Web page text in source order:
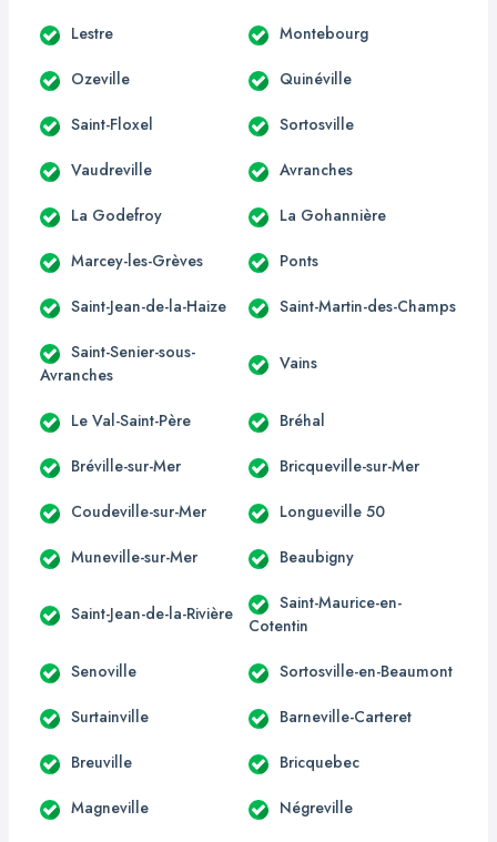
Lestre Montebourg
Ozeville Quinéville
Saint-Floxel Sortosville
Vaudreville Avranches
La Godefroy La Gohannière
Marcey-les-Grèves Ponts
Saint-Jean-de-la-Haize Saint-Martin-des-Champs
Saint-Senier-sous-
Avranches
Vains
Le Val-Saint-Père Bréhal
Bréville-sur-Mer Bricqueville-sur-Mer
Coudeville-sur-Mer Longueville 50
Muneville-sur-Mer Beaubigny
Saint-Jean-de-la-Rivière
Saint-Maurice-en-
Cotentin
Senoville Sortosville-en-Beaumont
Surtainville Barneville-Carteret
Breuville Bricquebec
Magneville Négreville